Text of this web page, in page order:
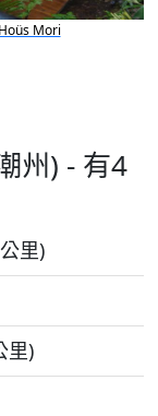
Mori
州) - 有4
里)
里)